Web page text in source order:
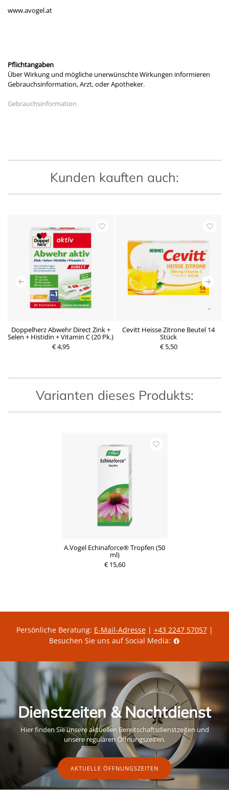
www.avogel.at
Pflichtangaben
Über Wirkung und mögliche unerwünschte Wirkungen informieren
Gebrauchsinformation, Arzt, oder Apotheker.
Gebrauchsinformation
Kunden kauften auch:
Doppelherz Abwehr Direct Zink +
Selen + Histidin + Vitamin C (20 Pk.)
€ 4,95
Cevitt Heisse Zitrone Beutel 14
Stück
€ 5,50
Varianten dieses Produkts:
A.Vogel Echinaforce® Tropfen (50
ml)
€ 15,60
Persönliche Beratung: E-Mail-Adresse| +43 2247 57057|
Besuchen Sie uns auf Social Media:
Dienstzeiten & Nachtdienst
Hier finden Sie unsere aktuellen Bereitschaftsdienstzeiten und
unsere regulären Öffnungszeiten.
AKTUELLE ÖFFNUNGSZEITEN